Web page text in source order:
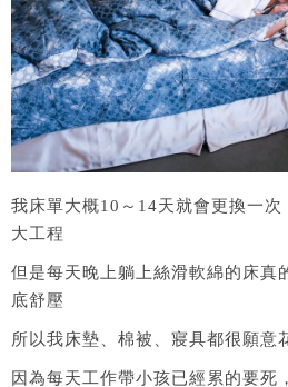
我床單大概10～14天就會更換一
大工程
但是每天晚上躺上絲滑軟綿的床真
底舒壓
所以我床墊、棉被、寢具都很願意
因為每天工作帶小孩已經累的要死